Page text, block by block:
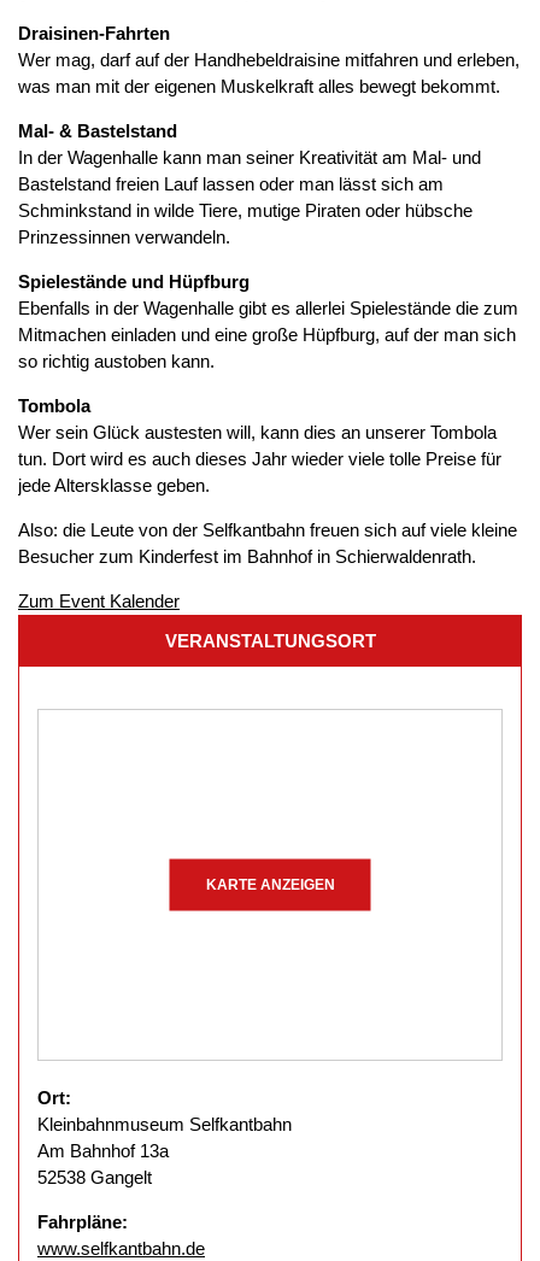
Draisinen-Fahrten
Wer mag, darf auf der Handhebeldraisine mitfahren und erleben,
was man mit der eigenen Muskelkraft alles bewegt bekommt.
Mal- & Bastelstand
In der Wagenhalle kann man seiner Kreativität am Mal- und
Bastelstand freien Lauf lassen oder man lässt sich am
Schminkstand in wilde Tiere, mutige Piraten oder hübsche
Prinzessinnen verwandeln.
Spielestände und Hüpfburg
Ebenfalls in der Wagenhalle gibt es allerlei Spielestände die zum
Mitmachen einladen und eine große Hüpfburg, auf der man sich
so richtig austoben kann.
Tombola
Wer sein Glück austesten will, kann dies an unserer Tombola
tun. Dort wird es auch dieses Jahr wieder viele tolle Preise für
jede Altersklasse geben.
Also: die Leute von der Selfkantbahn freuen sich auf viele kleine
Besucher zum Kinderfest im Bahnhof in Schierwaldenrath.
Zum Event Kalender
VERANSTALTUNGSORT
KARTE ANZEIGEN
Ort:
Kleinbahnmuseum Selfkantbahn
Am Bahnhof 13a
52538 Gangelt
Fahrpläne:
www.selfkantbahn.de